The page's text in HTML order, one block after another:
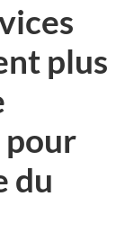
plus
pour
du